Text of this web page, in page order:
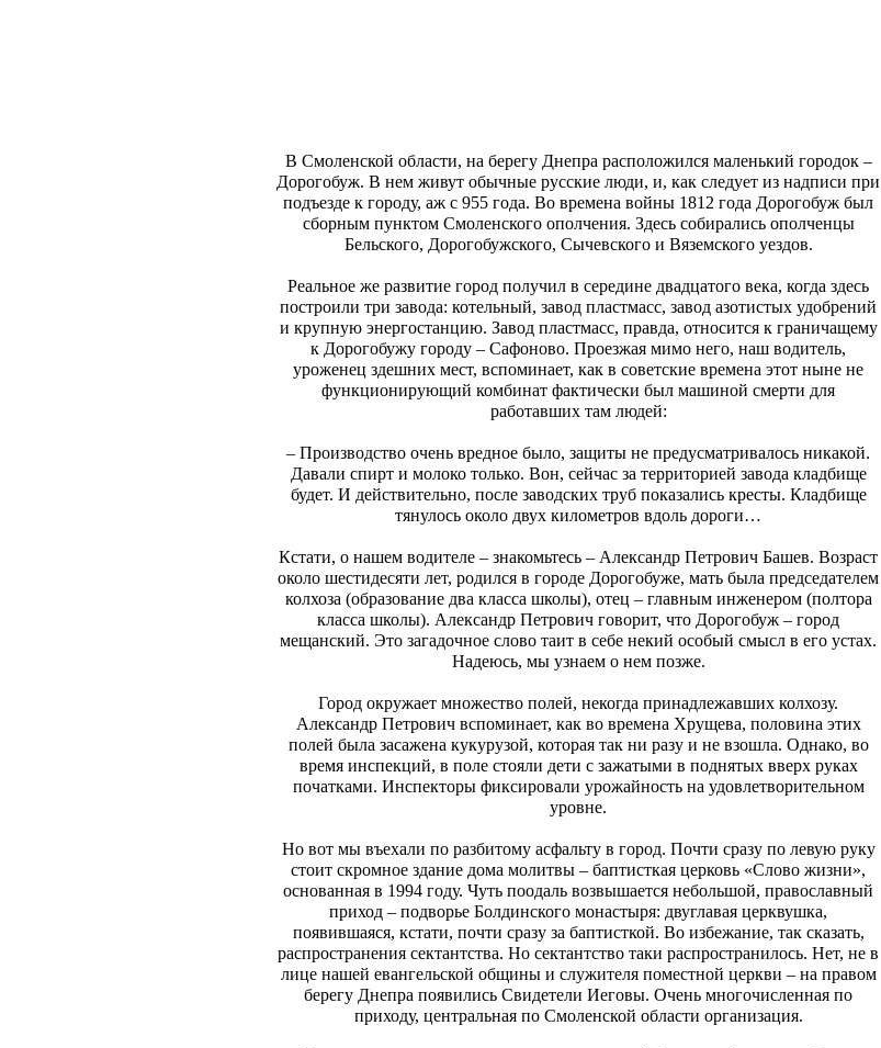
В Смоленской области, на берегу Днепра расположился маленький городок –
Дорогобуж. В нем живут обычные русские люди, и, как следует из надписи при
подъезде к городу, аж с 955 года. Во времена войны 1812 года Дорогобуж был
сборным пунктом Смоленского ополчения. Здесь собирались ополченцы
Бельского, Дорогобужского, Сычевского и Вяземского уездов.
Реальное же развитие город получил в середине двадцатого века, когда здесь
построили три завода: котельный, завод пластмасс, завод азотистых удобрений
и крупную энергостанцию. Завод пластмасс, правда, относится к граничащему
к Дорогобужу городу – Сафоново. Проезжая мимо него, наш водитель,
уроженец здешних мест, вспоминает, как в советские времена этот ныне не
функционирующий комбинат фактически был машиной смерти для
работавших там людей:
– Производство очень вредное было, защиты не предусматривалось никакой.
Давали спирт и молоко только. Вон, сейчас за территорией завода кладбище
будет. И действительно, после заводских труб показались кресты. Кладбище
тянулось около двух километров вдоль дороги…
Кстати, о нашем водителе – знакомьтесь – Александр Петрович Башев. Возраст
около шестидесяти лет, родился в городе Дорогобуже, мать была председателем
колхоза (образование два класса школы), отец – главным инженером (полтора
класса школы). Александр Петрович говорит, что Дорогобуж – город
мещанский. Это загадочное слово таит в себе некий особый смысл в его устах.
Надеюсь, мы узнаем о нем позже.
Город окружает множество полей, некогда принадлежавших колхозу.
Александр Петрович вспоминает, как во времена Хрущева, половина этих
полей была засажена кукурузой, которая так ни разу и не взошла. Однако, во
время инспекций, в поле стояли дети с зажатыми в поднятых вверх руках
початками. Инспекторы фиксировали урожайность на удовлетворительном
уровне.
Но вот мы въехали по разбитому асфальту в город. Почти сразу по левую руку
стоит скромное здание дома молитвы – баптисткая церковь «Слово жизни»,
основанная в 1994 году. Чуть поодаль возвышается небольшой, православный
приход – подворье Болдинского монастыря: двуглавая церквушка,
появившаяся, кстати, почти сразу за баптисткой. Во избежание, так сказать,
распространения сектантства. Но сектантство таки распространилось. Нет, не в
лице нашей евангельской общины и служителя поместной церкви – на правом
берегу Днепра появились Свидетели Иеговы. Очень многочисленная по
приходу, центральная по Смоленской области организация.